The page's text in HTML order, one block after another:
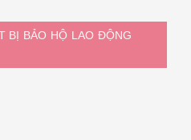
BỊ BẢO HỘ LAO ĐỘNG